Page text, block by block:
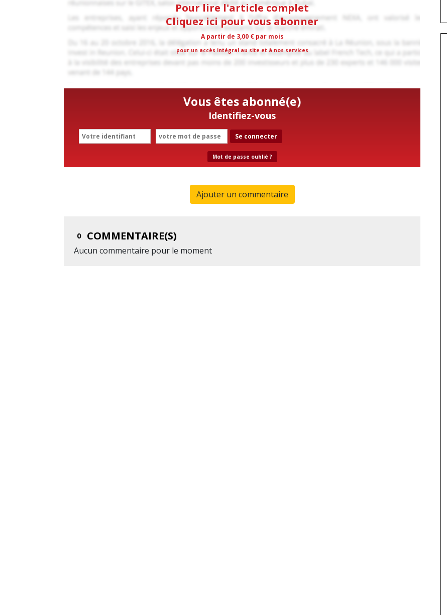
Pour lire l'article complet
Cliquez ici pour vous abonner
A partir de 3,00 € par mois
pour un accès intégral au site et à nos services
Vous êtes abonné(e)
Identifiez-vous
Se connecter
Mot de passe oublié ?
Ajouter un commentaire
0 COMMENTAIRE(S)
Aucun commentaire pour le moment